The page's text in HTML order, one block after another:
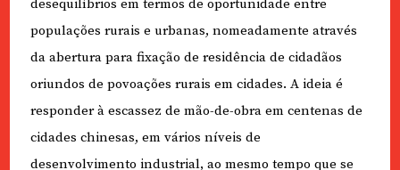
desequilíbrios em termos de oportunidade entre
populações rurais e urbanas, nomeadamente através
da abertura para fixação de residência de cidadãos
oriundos de povoações rurais em cidades. A ideia é
responder à escassez de mão-de-obra em centenas de
cidades chinesas, em vários níveis de
desenvolvimento industrial, ao mesmo tempo que se